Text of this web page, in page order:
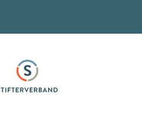
Stifterverband